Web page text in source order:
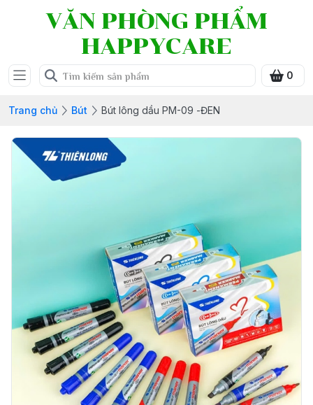
VĂN PHÒNG PHẨM
HAPPYCARE
0
Trang chủ Bút Bút lông dầu PM-09 -ĐEN